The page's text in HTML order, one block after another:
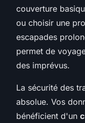
couverture
ou choisir une
escapades
permet de
des imprévus.
La sécurité des
absolue. Vos
bénéficient d'un